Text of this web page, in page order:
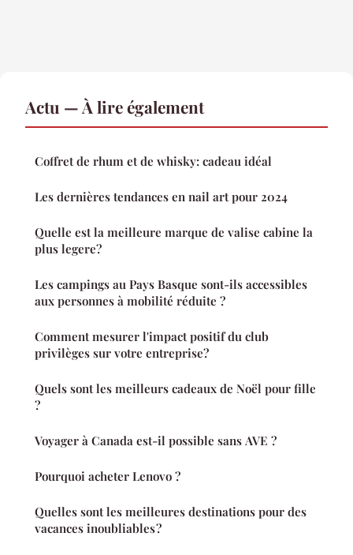
Actu — À lire également
Coffret de rhum et de whisky: cadeau idéal
Les dernières tendances en nail art pour 2024
Quelle est la meilleure marque de valise cabine la
plus legere?
Les campings au Pays Basque sont-ils accessibles
aux personnes à mobilité réduite ?
Comment mesurer l'impact positif du club
privilèges sur votre entreprise?
Quels sont les meilleurs cadeaux de Noël pour fille
?
Voyager à Canada est-il possible sans AVE ?
Pourquoi acheter Lenovo ?
Quelles sont les meilleures destinations pour des
vacances inoubliables ?